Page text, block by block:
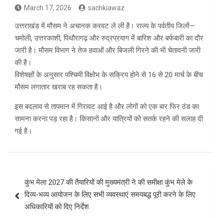
March 17, 2026 sachkiawaz
उत्तराखंड में मौसम ने अचानक करवट ले ली है। राज्य के पर्वतीय जिलों—
चमोली, उत्तरकाशी, पिथौरागढ़ और रुद्रप्रयाग में बारिश और बर्फबारी का दौर
जारी है। मौसम विभाग ने तेज हवाओं और बिजली गिरने की भी चेतावनी जारी
की है।
विशेषज्ञों के अनुसार पश्चिमी विक्षोभ के सक्रिय होने से 16 से 20 मार्च के बीच
मौसम लगातार खराब रह सकता है।
इस बदलाव से तापमान में गिरावट आई है और लोगों को एक बार फिर ठंड का
सामना करना पड़ रहा है। किसानों और यात्रियों को सतर्क रहने की सलाह दी
गई है।
navigation
कुंभ मेला 2027 की तैयारियों की मुख्यमंत्री ने की समीक्षा कुंभ मेले के
दिव्य-भव्य आयोजन के लिए सभी व्यवस्थाएं समयबद्ध पूरी करने के लिए
अधिकारियों को दिए निर्देश